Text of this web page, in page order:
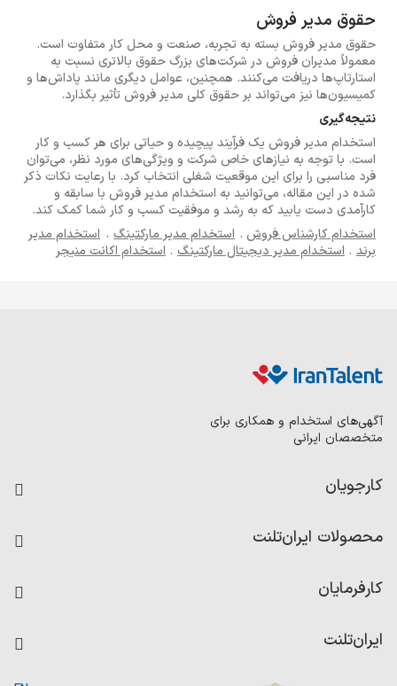
حقوق مدیر فروش
حقوق مدیر فروش بسته به تجربه، صنعت و محل کار متفاوت است.
معمولاً مدیران فروش در شرکت‌های بزرگ حقوق بالاتری نسبت به
استارتاپ‌ها دریافت می‌کنند. همچنین، عوامل دیگری مانند پاداش‌ها و
کمیسیون‌ها نیز می‌تواند بر حقوق کلی مدیر فروش تأثیر بگذارد.
نتیجه‌گیری
استخدام مدیر فروش یک فرآیند پیچیده و حیاتی برای هر کسب و کار
است. با توجه به نیازهای خاص شرکت و ویژگی‌های مورد نظر، می‌توان
فرد مناسبی را برای این موقعیت شغلی انتخاب کرد. با رعایت نکات ذکر
شده در این مقاله، می‌توانید به استخدام مدیر فروش با سابقه و
کارآمدی دست یابید که به رشد و موفقیت کسب و کار شما کمک کند.
استخدام کارشناس فروش . استخدام مدیر مارکتینگ . استخدام مدیر
برند . استخدام مدیر دیجیتال مارکتینگ . استخدام اکانت منیجر
آگهی‌های استخدام و همکاری برای
متخصصان ایرانی
کارجویان
رزومه ساز
امتیاز شرکت‌ها
محصولات ایران‌تلنت
کاردیکس
کارفرمایان
ایران‌تلنت